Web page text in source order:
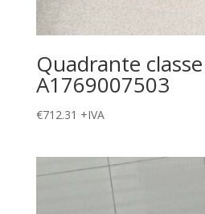
Quadrante
A1769007503
€712.31 +IVA